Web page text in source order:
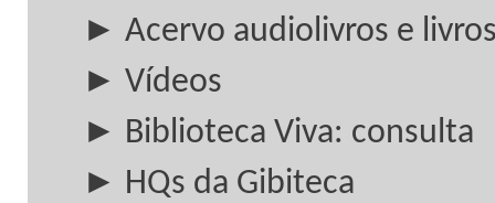
► Acervo audiolivros e
► Vídeos
► Biblioteca Viva: consulta
► HQs da Gibiteca